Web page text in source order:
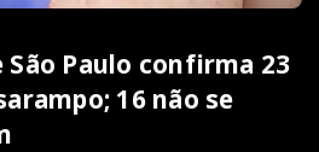
São Paulo confirma 23
16 não se